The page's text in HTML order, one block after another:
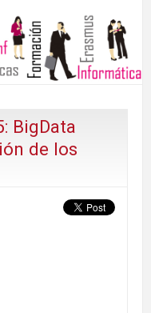
BigData
de los